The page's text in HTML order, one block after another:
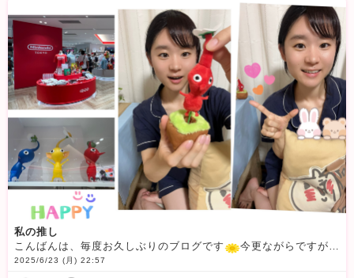
私の推し
こんばんは、毎度お久しぶりのブログです
今更ながらですが、、、私はいつも自宅から配信していますよ！！そこは自宅？とよく聞かれてしまうのです(´-ω-`)悩み。さて、今回は私の推しをご紹介します
2025/6/23 (月) 22:57